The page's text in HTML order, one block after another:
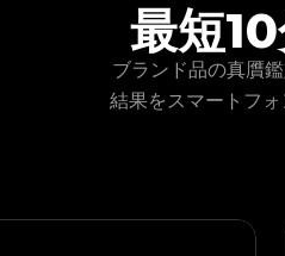
最短
ブランド品の真贋
結果をスマートフ